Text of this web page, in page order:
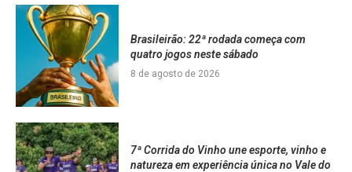
Brasileirão: 22ª rodada começa com
quatro jogos neste sábado
8 de agosto de 2026
7ª Corrida do Vinho une esporte, vinho e
natureza em experiência única no Vale do